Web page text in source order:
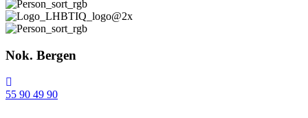
Nok. Bergen
55 90 49 90